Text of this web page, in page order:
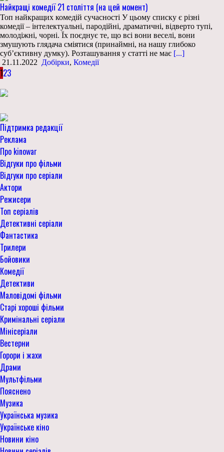
Найкращі комедії 21 століття (на цей момент)
Топ найкращих комедій сучасності У цьому списку є різні
комедії – інтелектуальні, пародійні, драматичні, відверто тупі,
молодіжні, чорні. Їх поєднує те, що всі вони веселі, вони
змушують глядача сміятися (принаймні, на нашу глибоко
суб’єктивну думку). Розташування у статті не має [...]
21.11.2022 Добірки, Комедії
123
Підтримка редакції
Реклама
Про kinowar
Відгуки про фільми
Відгуки про серіали
Актори
Режисери
Топ серіалів
Детективні серіали
Фантастика
Трилери
Бойовики
Комедії
Детективи
Маловідомі фільми
Старі хороші фільми
Кримінальні серіали
Мінісеріали
Вестерни
Горори і жахи
Драми
Мультфільми
Пояснено
Музика
Українська музика
Українське кіно
Новини кіно